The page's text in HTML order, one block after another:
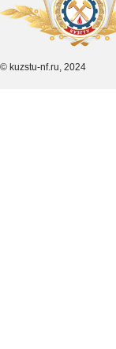
© kuzstu-nf.ru, 2024